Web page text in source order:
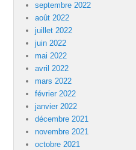
septembre 2022
août 2022
juillet 2022
juin 2022
mai 2022
avril 2022
mars 2022
février 2022
janvier 2022
décembre 2021
novembre 2021
octobre 2021